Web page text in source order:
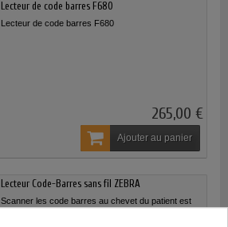
Lecteur de code barres F680
Lecteur de code barres F680
265,00 €
Ajouter au panier
Lecteur Code-Barres sans fil ZEBRA
Scanner les code barres au chevet du patient est